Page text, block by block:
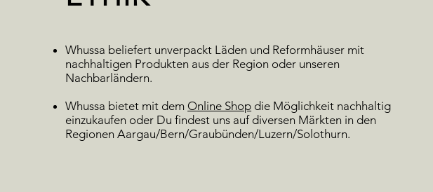
Whussa beliefert unverpackt Läden und Reformhäuser mit
nachhaltigen Produkten aus der Region oder unseren
Nachbarländern.
Whussa bietet mit dem Online Shop die Möglichkeit nachhaltig
einzukaufen oder Du findest uns auf diversen Märkten in den
Regionen Aargau/Bern/Graubünden/Luzern/Solothurn.